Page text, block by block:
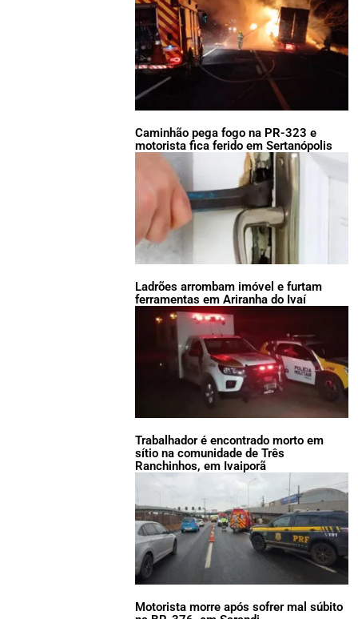
Caminhão pega fogo na PR-323 e
motorista fica ferido em Sertanópolis
Ladrões arrombam imóvel e furtam
ferramentas em Ariranha do Ivaí
Trabalhador é encontrado morto em
sítio na comunidade de Três
Ranchinhos, em Ivaiporã
Motorista morre após sofrer mal súbito